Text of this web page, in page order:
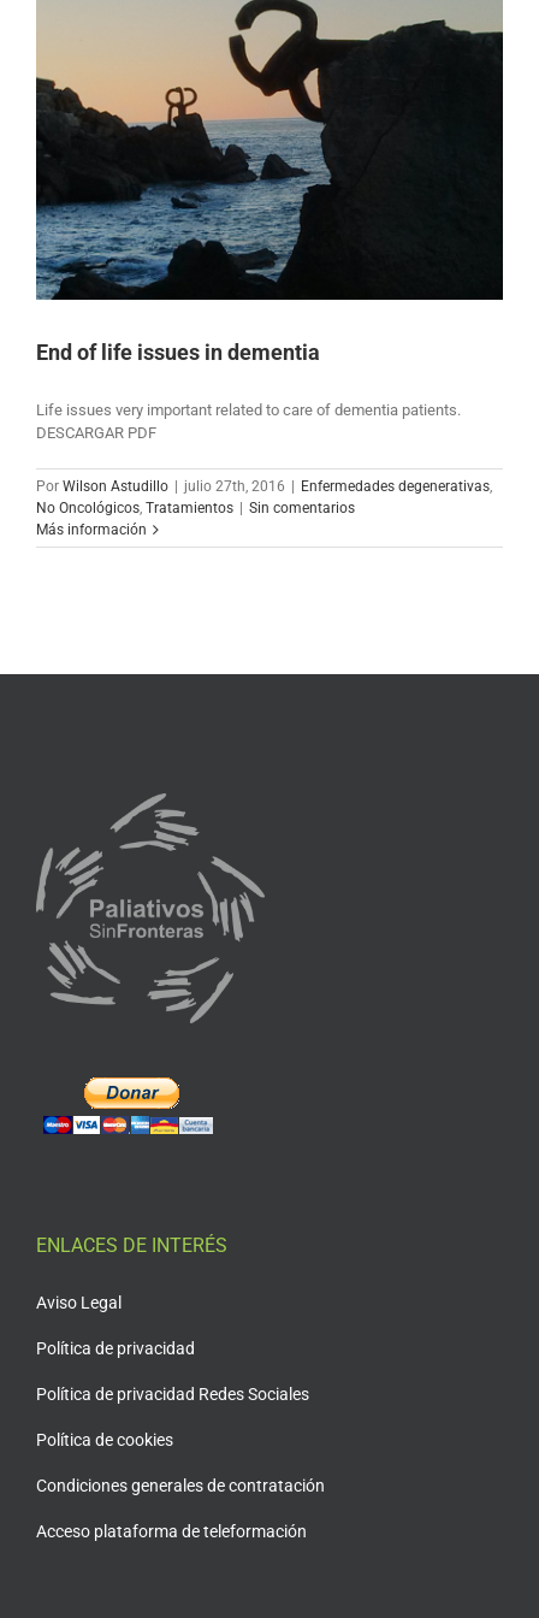
End of life issues in dementia
Life issues very important related to care of dementia patients.
DESCARGAR PDF
Por Wilson Astudillo julio 27th, 2016 Enfermedades degenerativas,
No Oncológicos, Tratamientos
Sin comentarios
Más información
ENLACES DE INTERÉS
Aviso Legal
Política de privacidad
Política de privacidad Redes Sociales
Política de cookies
Condiciones generales de contratación
Acceso plataforma de teleformación